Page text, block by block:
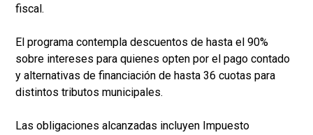
fiscal.
El programa contempla descuentos de hasta el 90%
sobre intereses para quienes opten por el pago contado
y alternativas de financiación de hasta 36 cuotas para
distintos tributos municipales.
Las obligaciones alcanzadas incluyen Impuesto